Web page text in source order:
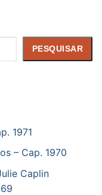
PESQUISAR
1971
– Cap. 1970
Caplin